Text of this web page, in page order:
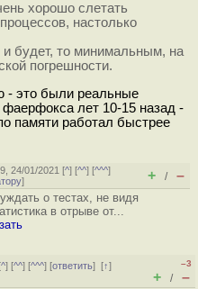
хорошо слетать
настолько
будет, то минимальным, на
погрешности.
- это были реальные
фаерфокса лет 10-15 назад -
памяти работал быстрее
24/01/2021 [^] [^^] [^^^]
] + / –
о тестах, не видя
в отрыве от...
^] [^^] [^^^] [ответить][↑]
–3
+ / –